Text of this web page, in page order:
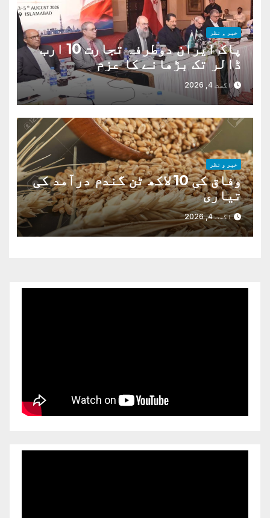
خبر و نظر
پاک ایران دوطرفہ تجارت 10 ارب
ڈالر تک بڑھانے کا عزم
اگست 4, 2026
خبر و نظر
وفاق کی 10 لاکھ ٹن گندم درآمد کی
تیاری
اگست 4, 2026